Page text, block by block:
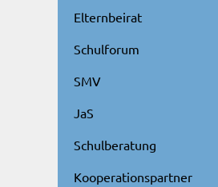
Elternbeirat
Schulforum
SMV
JaS
Schulberatung
Kooperationspartner